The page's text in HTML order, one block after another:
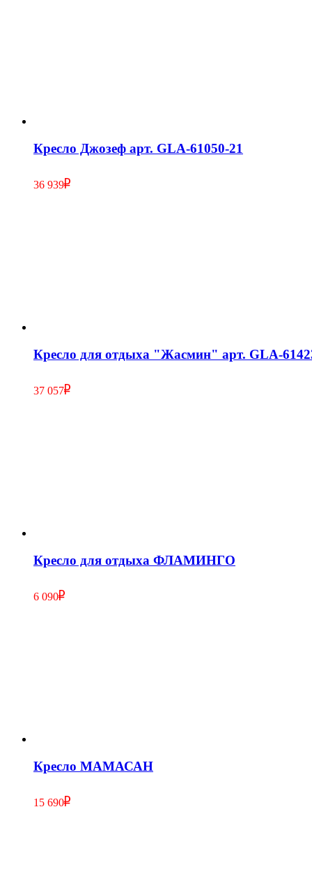
Кресло Джозеф арт. GLA-61050-21
36 939
Кресло для отдыха "Жасмин" арт. GLA-
37 057
Кресло для отдыха ФЛАМИНГО
6 090
Кресло МАМАСАН
15 690